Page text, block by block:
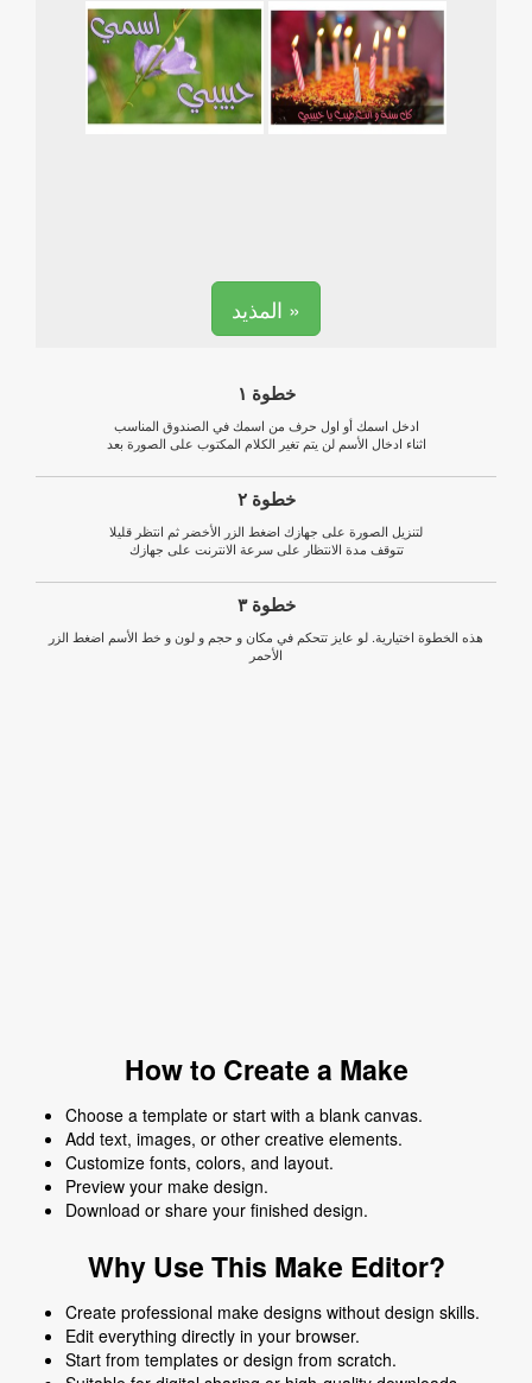
المذيد »
خطوة ١
ادخل اسمك أو اول حرف من اسمك في الصندوق المناسب
اثناء ادخال الأسم لن يتم تغير الكلام المكتوب على الصورة بعد
خطوة ٢
لتنزيل الصورة على جهازك اضغط الزر الأخضر ثم انتظر قليلا
تتوقف مدة الانتظار على سرعة الانترنت على جهازك
خطوة ٣
هذه الخطوة اختيارية. لو عايز تتحكم في مكان و حجم و لون و خط الأسم اضغط الزر
الأحمر
How to Create a Make
Choose a template or start with a blank canvas.
Add text, images, or other creative elements.
Customize fonts, colors, and layout.
Preview your make design.
Download or share your finished design.
Why Use This Make Editor?
Create professional make designs without design skills.
Edit everything directly in your browser.
Start from templates or design from scratch.